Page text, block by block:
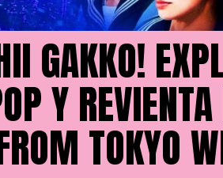
GAKKO!
Y
TOKYO